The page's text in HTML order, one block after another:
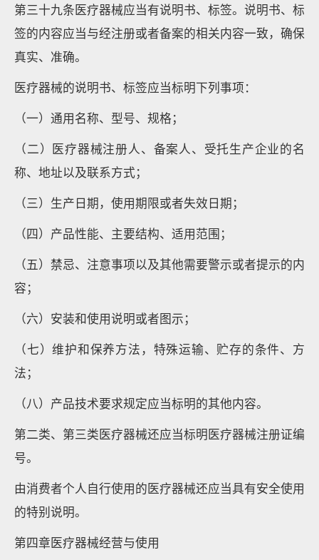
第三十九条医疗器械应当有说明书、标签。说明书、标
签的内容应当与经注册或者备案的相关内容一致，确保
真实、准确。
医疗器械的说明书、标签应当标明下列事项：
（一）通用名称、型号、规格；
（二）医疗器械注册人、备案人、受托生产企业的名
称、地址以及联系方式；
（三）生产日期，使用期限或者失效日期；
（四）产品性能、主要结构、适用范围；
（五）禁忌、注意事项以及其他需要警示或者提示的内
容；
（六）安装和使用说明或者图示；
（七）维护和保养方法，特殊运输、贮存的条件、方
法；
（八）产品技术要求规定应当标明的其他内容。
第二类、第三类医疗器械还应当标明医疗器械注册证编
号。
由消费者个人自行使用的医疗器械还应当具有安全使用
的特别说明。
第四章医疗器械经营与使用